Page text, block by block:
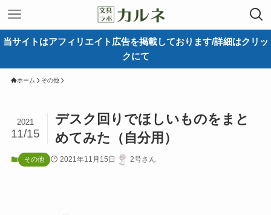
当サイトはアフィリエイト広告を掲載しております/詳細はクリッ
クにて
ホーム その他
デスク回りでほしいものをまと
めてみた（自分用）
2021
11/15
その他 2021年11月15日 2号さん